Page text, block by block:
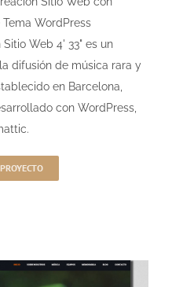
WordPress
Web 4' 33" es un
difusión de música rara y
en Barcelona,
con WordPress,